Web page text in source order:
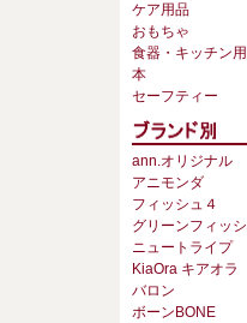
ケア用品
おもちゃ
食器・キッチン
本
セーフティー
ann.オリジナル
アニモンダ
フィッシュ４
グリーンフィッ
ニュートライプ
KiaOra キアオラ
バロン
ボーンBONE